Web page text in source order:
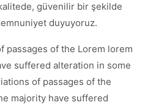
güvenilir bir şekilde
duyuyoruz.
passages of the Lorem lorem
suffered alteration in some
of passages of the
majority have suffered